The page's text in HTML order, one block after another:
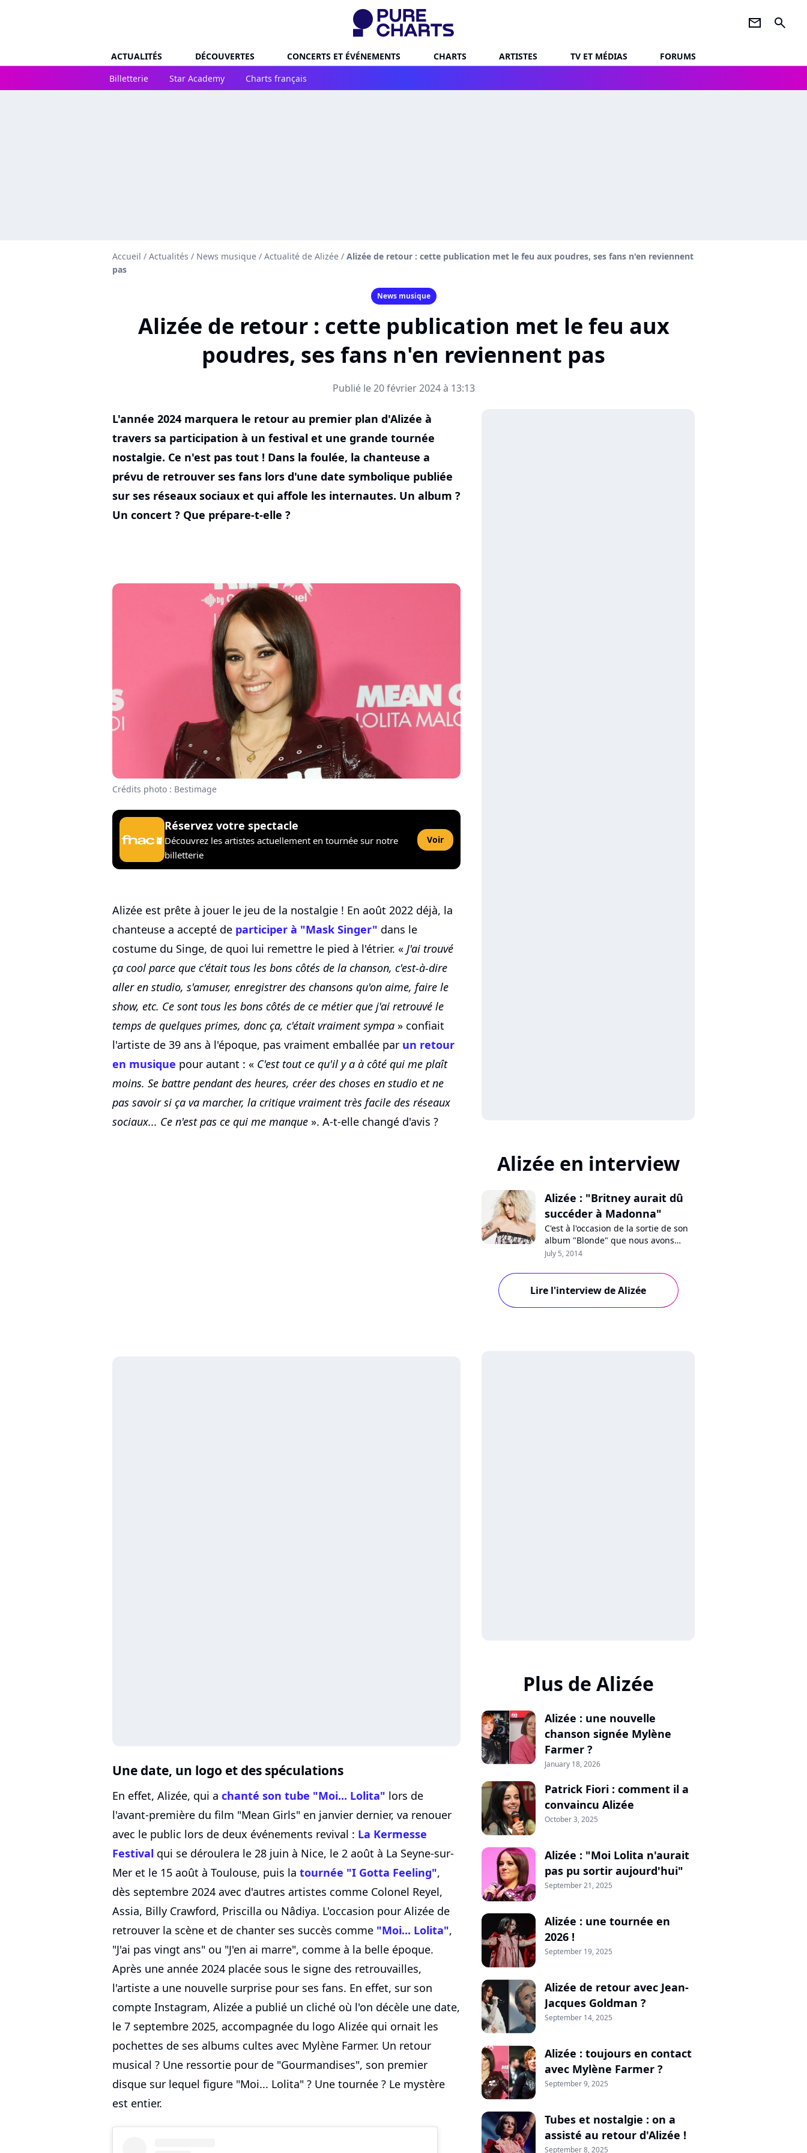
newsletter search
ACTUALITÉS DÉCOUVERTES CONCERTS ET ÉVÉNEMENTS CHARTS ARTISTES TV ET MÉDIAS
FORUMS
Billetterie
Star Academy Charts français
Accueil / Actualités / News musique / Actualité de Alizée / Alizée de retour : cette publication met le feu aux poudres, ses fans n'en reviennent
pas
News musique
Alizée de retour : cette publication met le feu aux
poudres, ses fans n'en reviennent pas
Publié le 20 février 2024 à 13:13
L'année 2024 marquera le retour au premier plan d'Alizée à
travers sa participation à un festival et une grande tournée
nostalgie. Ce n'est pas tout ! Dans la foulée, la chanteuse a
prévu de retrouver ses fans lors d'une date symbolique publiée
sur ses réseaux sociaux et qui affole les internautes. Un album ?
Un concert ? Que prépare-t-elle ?
Crédits photo : Bestimage
Réservez votre spectacle
Découvrez les artistes actuellement en tournée sur notre
billetterie
Voir
Alizée est prête à jouer le jeu de la nostalgie ! En août 2022 déjà, la
chanteuse a accepté de participer à "Mask Singer" dans le
costume du Singe, de quoi lui remettre le pied à l'étrier. « J'ai trouvé
ça cool parce que c'était tous les bons côtés de la chanson, c'est-à-dire
aller en studio, s'amuser, enregistrer des chansons qu'on aime, faire le
show, etc. Ce sont tous les bons côtés de ce métier que j'ai retrouvé le
temps de quelques primes, donc ça, c'était vraiment sympa » confiait
l'artiste de 39 ans à l'époque, pas vraiment emballée par un retour
en musique pour autant : « C'est tout ce qu'il y a à côté qui me plaît
moins. Se battre pendant des heures, créer des choses en studio et ne
pas savoir si ça va marcher, la critique vraiment très facile des réseaux
sociaux... Ce n'est pas ce qui me manque ». A-t-elle changé d'avis ?
Une date, un logo et des spéculations
En effet, Alizée, qui a chanté son tube "Moi... Lolita" lors de
l'avant-première du film "Mean Girls" en janvier dernier, va renouer
avec le public lors de deux événements revival : La Kermesse
Festival qui se déroulera le 28 juin à Nice, le 2 août à La Seyne-sur-
Mer et le 15 août à Toulouse, puis la tournée "I Gotta Feeling",
dès septembre 2024 avec d'autres artistes comme Colonel Reyel,
Assia, Billy Crawford, Priscilla ou Nâdiya. L'occasion pour Alizée de
retrouver la scène et de chanter ses succès comme "Moi... Lolita",
"J'ai pas vingt ans" ou "J'en ai marre", comme à la belle époque.
Après une année 2024 placée sous le signe des retrouvailles,
l'artiste a une nouvelle surprise pour ses fans. En effet, sur son
compte Instagram, Alizée a publié un cliché où l'on décèle une date,
le 7 septembre 2025, accompagnée du logo Alizée qui ornait les
pochettes de ses albums cultes avec Mylène Farmer. Un retour
musical ? Une ressortie pour de "Gourmandises", son premier
disque sur lequel figure "Moi... Lolita" ? Une tournée ? Le mystère
est entier.
Alizée en interview
Alizée : "Britney aurait dû
succéder à Madonna"
C'est à l'occasion de la sortie de son
album "Blonde" que nous avons
rencontré Alizée. L'occasion de
aussi de revenir sur ses 15 ans de
carrière, ses échecs, le poids de
"Lolita", son utilisation des réseaux
July 5, 2014
Lire l'interview de Alizée
Plus de Alizée
Alizée : une nouvelle
chanson signée Mylène
Farmer ?
January 18, 2026
Patrick Fiori : comment il a
convaincu Alizée
October 3, 2025
Alizée : "Moi Lolita n'aurait
pas pu sortir aujourd'hui"
September 21, 2025
Alizée : une tournée en
2026 !
September 19, 2025
Alizée de retour avec Jean-
Jacques Goldman ?
September 14, 2025
Alizée : toujours en contact
avec Mylène Farmer ?
September 9, 2025
Tubes et nostalgie : on a
assisté au retour d'Alizée !
September 8, 2025